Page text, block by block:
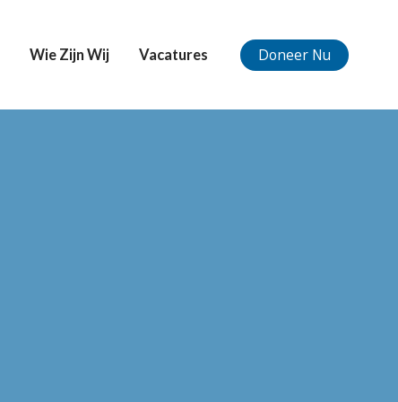
Wie Zijn Wij Vacatures Doneer Nu